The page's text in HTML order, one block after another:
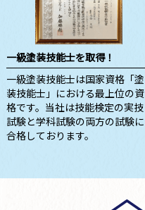
一級塗装技能士を取得！
一級塗装技能士は国家資格「塗
装技能士」における最上位の資
格です。当社は技能検定の実技
試験と学科試験の両方の試験に
合格しております。